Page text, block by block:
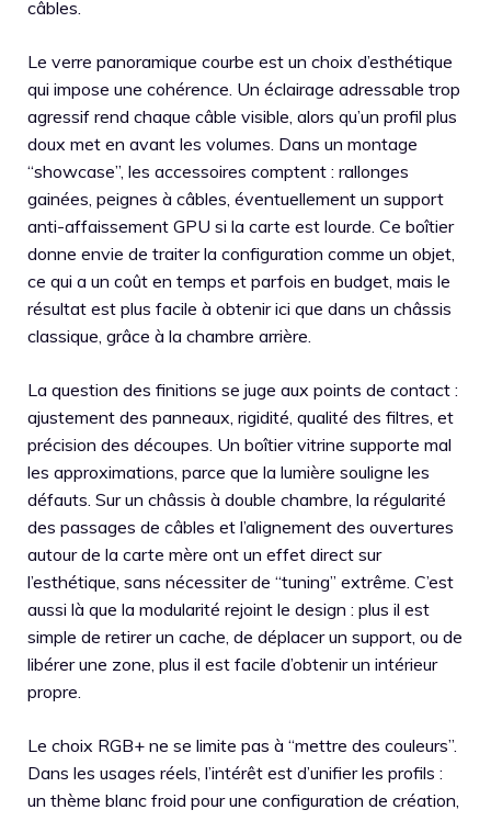
câbles.
Le verre panoramique courbe est un choix d’esthétique
qui impose une cohérence. Un éclairage adressable trop
agressif rend chaque câble visible, alors qu’un profil plus
doux met en avant les volumes. Dans un montage
“showcase”, les accessoires comptent : rallonges
gainées, peignes à câbles, éventuellement un support
anti-affaissement GPU si la carte est lourde. Ce boîtier
donne envie de traiter la configuration comme un objet,
ce qui a un coût en temps et parfois en budget, mais le
résultat est plus facile à obtenir ici que dans un châssis
classique, grâce à la chambre arrière.
La question des finitions se juge aux points de contact :
ajustement des panneaux, rigidité, qualité des filtres, et
précision des découpes. Un boîtier vitrine supporte mal
les approximations, parce que la lumière souligne les
défauts. Sur un châssis à double chambre, la régularité
des passages de câbles et l’alignement des ouvertures
autour de la carte mère ont un effet direct sur
l’esthétique, sans nécessiter de “tuning” extrême. C’est
aussi là que la modularité rejoint le design : plus il est
simple de retirer un cache, de déplacer un support, ou de
libérer une zone, plus il est facile d’obtenir un intérieur
propre.
Le choix RGB+ ne se limite pas à “mettre des couleurs”.
Dans les usages réels, l’intérêt est d’unifier les profils :
un thème blanc froid pour une configuration de création,